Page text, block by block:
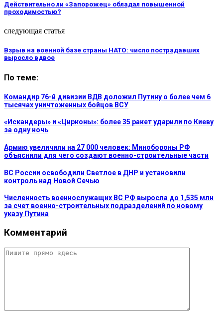
Действительно ли «Запорожец» обладал повышенной
проходимостью?
следующая статья
Взрыв на военной базе страны НАТО: число пострадавших
выросло вдвое
По теме:
Командир 76-й дивизии ВДВ доложил Путину о более чем 6
тысячах уничтоженных бойцов ВСУ
«Искандеры» и «Цирконы»: более 35 ракет ударили по Киеву
за одну ночь
Армию увеличили на 27 000 человек: Минобороны РФ
объяснили для чего создают военно-строительные части
ВС России освободили Светлое в ДНР и установили
контроль над Новой Сечью
Численность военнослужащих ВС РФ выросла до 1,535 млн
за счет военно-строительных подразделений по новому
указу Путина
Комментарий